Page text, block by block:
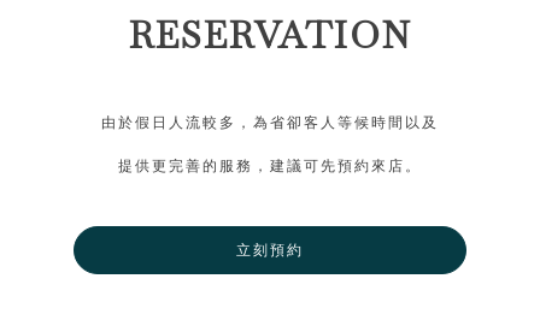
RESERVATION
由於假日人流較多，為省卻客人等候時間以及
提供更完善的服務，建議可先預約來店。
立刻預約